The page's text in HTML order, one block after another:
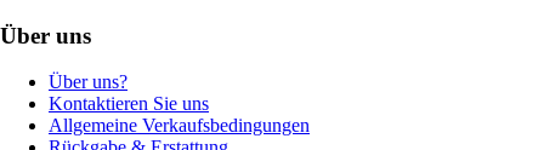
Über uns
Über uns?
Kontaktieren Sie uns
Allgemeine Verkaufsbedingungen